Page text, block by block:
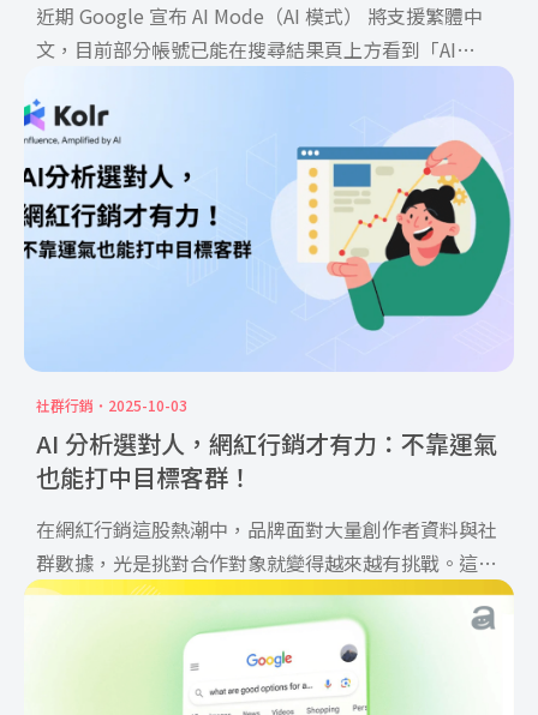
近期 Google 宣布 AI Mode（AI 模式） 將支援繁體中
文，目前部分帳號已能在搜尋結果頁上方看到「AI
來幾週內全面上線，並會同步支援語音、圖片與文字輸
入！實際測試顯示...
社群行銷 2025-10-03
AI 分析選對人，網紅行銷才有力：不靠運氣
也能打中目標客群！
在網紅行銷這股熱潮中，品牌面對大量創作者資料與社
群數據，光是挑對合作對象就變得越來越有挑戰。這
時，運用 AI 分析工具就能讓行銷人員輕鬆篩選資料，
快速了解網紅的風格、粉絲分布和互動表現，不用再憑
感覺或運氣來做決策。本文將討論 AI 分析如何幫助你
選對網紅，掌握評估流程，並打造實際有效的品牌實際